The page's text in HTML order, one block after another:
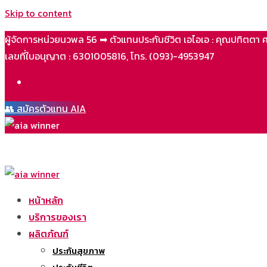
Skip to content
ผู้จัดการหน่วยนวพล 56 ➡ ตัวแทนประกันชีวิต เอไอเอ : คุณปทิตตา
เลขที่ใบอนุญาต : 6301005816, โทร. (093)-4953947
👥 สมัครตัวแทน AIA
หน้าหลัก
บริการของเรา
ผลิตภัณฑ์
ประกันสุขภาพ